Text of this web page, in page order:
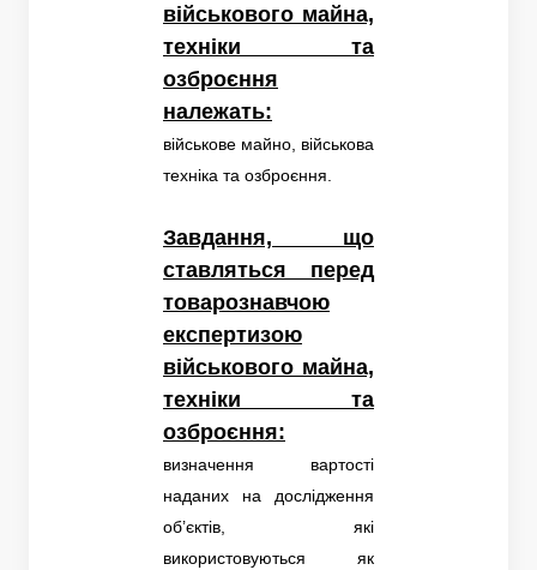
військового майна,
техніки та
озброєння
належать:
військове майно, військова
техніка та озброєння.
Завдання, що
ставляться перед
товарознавчою
експертизою
військового майна,
техніки та
озброєння:
визначення вартості
наданих на дослідження
об’єктів, які
використовуються як